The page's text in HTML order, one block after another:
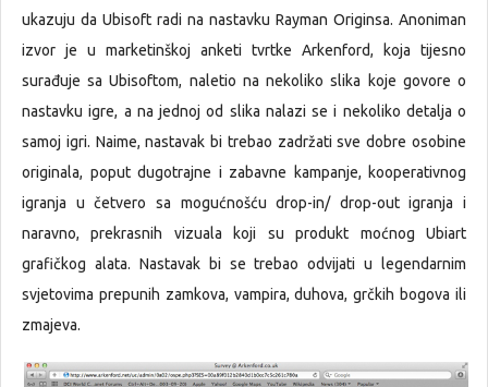
ukazuju da Ubisoft radi na nastavku Rayman Originsa. Anoniman
izvor je u marketinškoj anketi tvrtke Arkenford, koja tijesno
surađuje sa Ubisoftom, naletio na nekoliko slika koje govore o
nastavku igre, a na jednoj od slika nalazi se i nekoliko detalja o
samoj igri. Naime, nastavak bi trebao zadržati sve dobre osobine
originala, poput dugotrajne i zabavne kampanje, kooperativnog
igranja u četvero sa mogućnošću drop-in/ drop-out igranja i
naravno, prekrasnih vizuala koji su produkt moćnog Ubiart
grafičkog alata. Nastavak bi se trebao odvijati u legendarnim
svjetovima prepunih zamkova, vampira, duhova, grčkih bogova ili
zmajeva.